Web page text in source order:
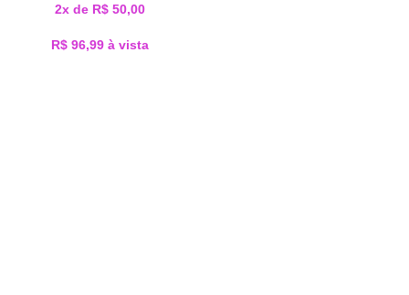
2x de R$ 50,00
R$ 96,99 à vista